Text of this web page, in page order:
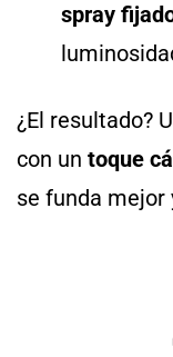
spray
¿El resultado?
con un toque
se funda mejor